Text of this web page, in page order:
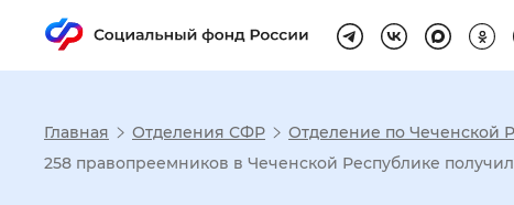
Настройка
Главная Отделения СФР Отделение по Чеченской
258 правопреемников в Чеченской Республике